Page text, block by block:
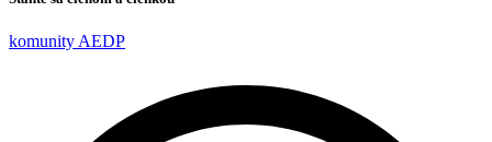
komunity AEDP